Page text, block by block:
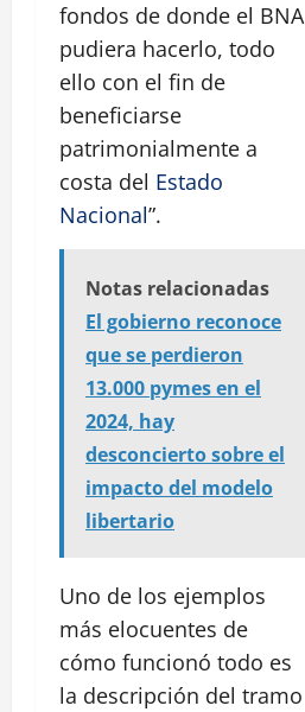
fondos de donde el BNA
pudiera hacerlo, todo
ello con el fin de
beneficiarse
patrimonialmente a
costa del Estado
Nacional”.
Notas relacionadas
El gobierno reconoce
que se perdieron
13.000 pymes en el
2024, hay
desconcierto sobre el
impacto del modelo
libertario
Uno de los ejemplos
más elocuentes de
cómo funcionó todo es
la descripción del tramo